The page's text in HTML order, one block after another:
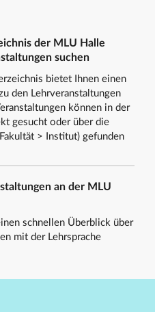
der MLU Halle
suchen
bietet Ihnen einen
den Lehrveranstaltungen
können in der
gesucht oder über die
> Institut) gefunden
an der MLU
schnellen Überblick über
mit der Lehrsprache